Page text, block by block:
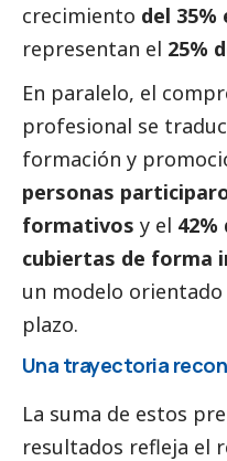
crecimiento del
representan el 25%
En paralelo, el
profesional se
formación y
personas
formativos y el
cubiertas de forma
un modelo
plazo.
Una trayectoria
La suma de estos
resultados refleja el